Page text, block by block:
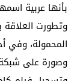
بأنها عربية
وتطورت العلاقة
المحمولة، وفي
وصورة على شبكة